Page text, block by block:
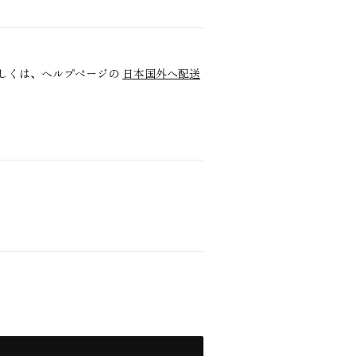
くは、ヘルプページの 日本国外へ配送